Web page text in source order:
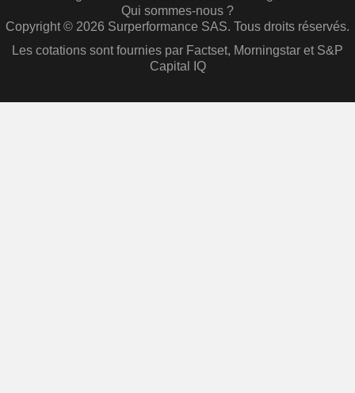
Qui sommes-nous ?
Copyright © 2026 Surperformance SAS. Tous droits réservés.
Les cotations sont fournies par Factset, Morningstar et S&P
Capital IQ